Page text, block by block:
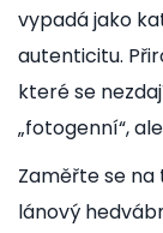
vypadá jako
autenticitu.
které se
„fotogenní“,
Zaměřte se na
lánový